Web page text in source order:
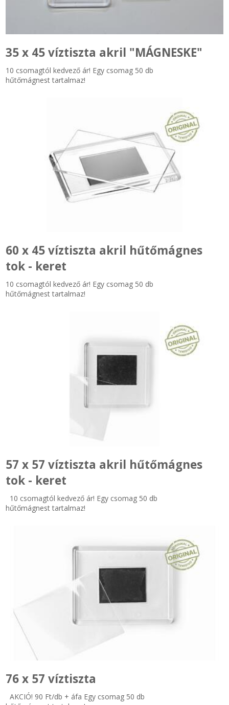
35 x 45 víztiszta akril "MÁGNESKE"
10 csomagtól kedvező ár! Egy csomag 50 db
hűtőmágnest tartalmaz!
60 x 45 víztiszta akril hűtőmágnes
tok - keret
10 csomagtól kedvező ár! Egy csomag 50 db
hűtőmágnest tartalmaz!
57 x 57 víztiszta akril hűtőmágnes
tok - keret
10 csomagtól kedvező ár! Egy csomag 50 db
hűtőmágnest tartalmaz!
76 x 57 víztiszta
AKCIÓ! 90 Ft/db + áfa Egy csomag 50 db